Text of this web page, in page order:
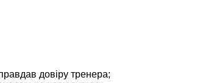
довіру тренера;